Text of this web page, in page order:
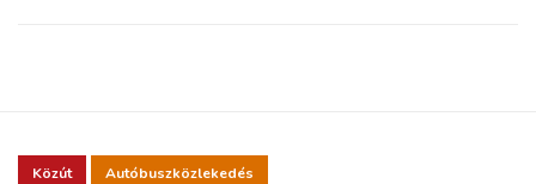
Közút Autóbuszközlekedés